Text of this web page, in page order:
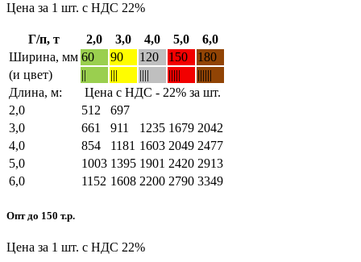
Цена за 1 шт. с НДС 22%
Г/п, т 2,0 3,0 4,0 5,0
6,0
Ширина, мм 60 90 120 150
180
(и цвет)
|| ||| |||| |||||
||||||
Длина, м:
Цена с НДС - 22% за шт.
2,0
512
697
3,0
661 911 1235 1679 2042
4,0
854 1181 1603 2049 2477
5,0
1003 1395 1901 2420 2913
6,0
1152 1608 2200 2790 3349
Опт до 150 т.р.
Цена за 1 шт. с НДС 22%